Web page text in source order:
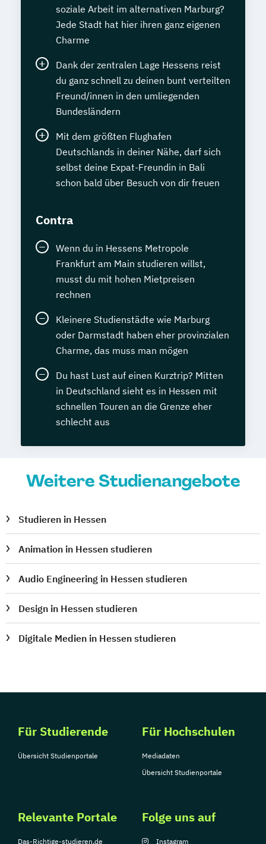
soziale Arbeit im alternativen Marburg?
Jede Stadt hat hier ihren ganz eigenen
Charme
Dank der zentralen Lage Hessens reist
du ganz schnell zu deinen bunt verteilten
Freund/innen in den umliegenden
Bundesländern
Mit dem größten Flughafen
Deutschlands in deiner Nähe, darf sich
selbst deine Expat-Freundin in Bali
schon bald über Besuch von dir freuen
Contra
Wenn du in Hessens Metropole
Frankfurt am Main studieren willst,
musst du mit hohen Mietpreisen
rechnen
Kleinere Studienstädte wie Marburg
oder Darmstadt haben eher provinzialen
Charme, das muss man mögen
Du hast Lust auf einen Kurztrip? Mitten
in Deutschland sieht es in Hessen mit
schnellen Touren an die Grenze eher
schlecht aus
Weitere Studienangebote
Studieren in Hessen
Animation in Hessen studieren
Audio Engineering in Hessen studieren
Design in Hessen studieren
Digitale Medien in Hessen studieren
Für Studierende
Übersicht Studienportale
Für Hochschulen
Mediadaten
Übersicht Studienportale
Relevante Portale
Das-Richtige-studieren.de
Folge uns auf
Instagram